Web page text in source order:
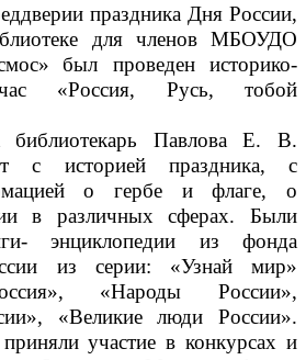
праздника Дня России,
для членов МБОУДО
был проведен историко-
час «Россия, Русь, тобой
библиотекарь Павлова Е. В.
с историей праздника, с
о гербе и флаге, о
в различных сферах. Были
энциклопедии из фонда
из серии: «Узнай мир»
«Народы России»,
«Великие люди России».
участие в конкурсах и